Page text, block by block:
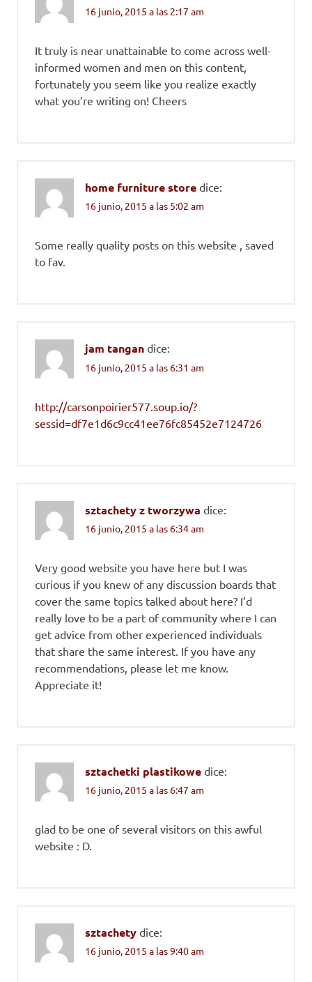
16 junio, 2015 a las 2:17 am
It truly is near unattainable to come across well-
informed women and men on this content,
fortunately you seem like you realize exactly
what you’re writing on! Cheers
home furniture store dice:
16 junio, 2015 a las 5:02 am
Some really quality posts on this website , saved
to fav.
jam tangan dice:
16 junio, 2015 a las 6:31 am
http://carsonpoirier577.soup.io/?
sessid=df7e1d6c9cc41ee76fc85452e7124726
sztachety z tworzywa dice:
16 junio, 2015 a las 6:34 am
Very good website you have here but I was
curious if you knew of any discussion boards that
cover the same topics talked about here? I’d
really love to be a part of community where I can
get advice from other experienced individuals
that share the same interest. If you have any
recommendations, please let me know.
Appreciate it!
sztachetki plastikowe dice:
16 junio, 2015 a las 6:47 am
glad to be one of several visitors on this awful
website : D.
sztachety dice:
16 junio, 2015 a las 9:40 am